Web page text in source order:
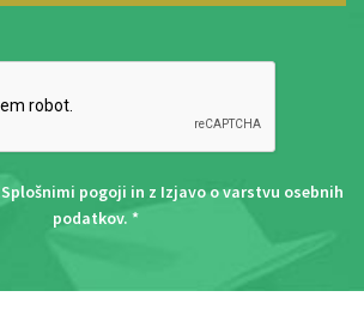
Splošnimi pogoji in z Izjavo o varstvu osebnih
podatkov. *